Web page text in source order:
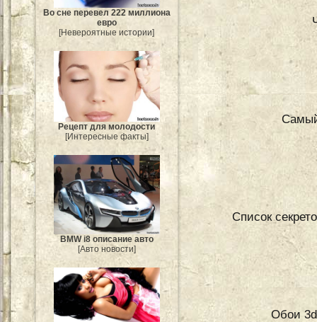
Во сне перевел 222 миллиона
евро
[Невероятные истории]
Рецепт для молодости
[Интересные факты]
BMW i8 описание авто
[Авто новости]
Список
Обои